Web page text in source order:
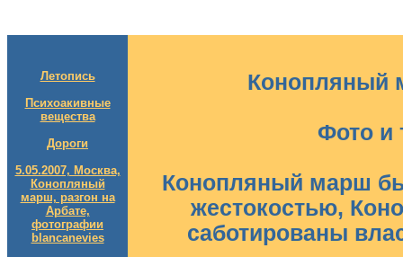
Летопись
Психоакивные
вещества
Дороги
5.05.2007, Москва,
Конопляный
марш, разгон на
Арбате,
фотографии
blancanevies
Конопляный
Фото и
Конопляный марш
жестокостью,
саботированы